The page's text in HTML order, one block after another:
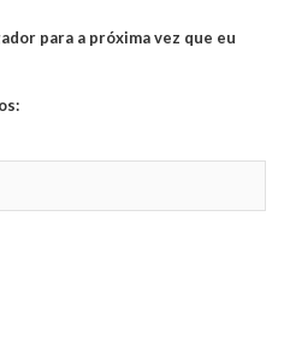
para a próxima vez que eu